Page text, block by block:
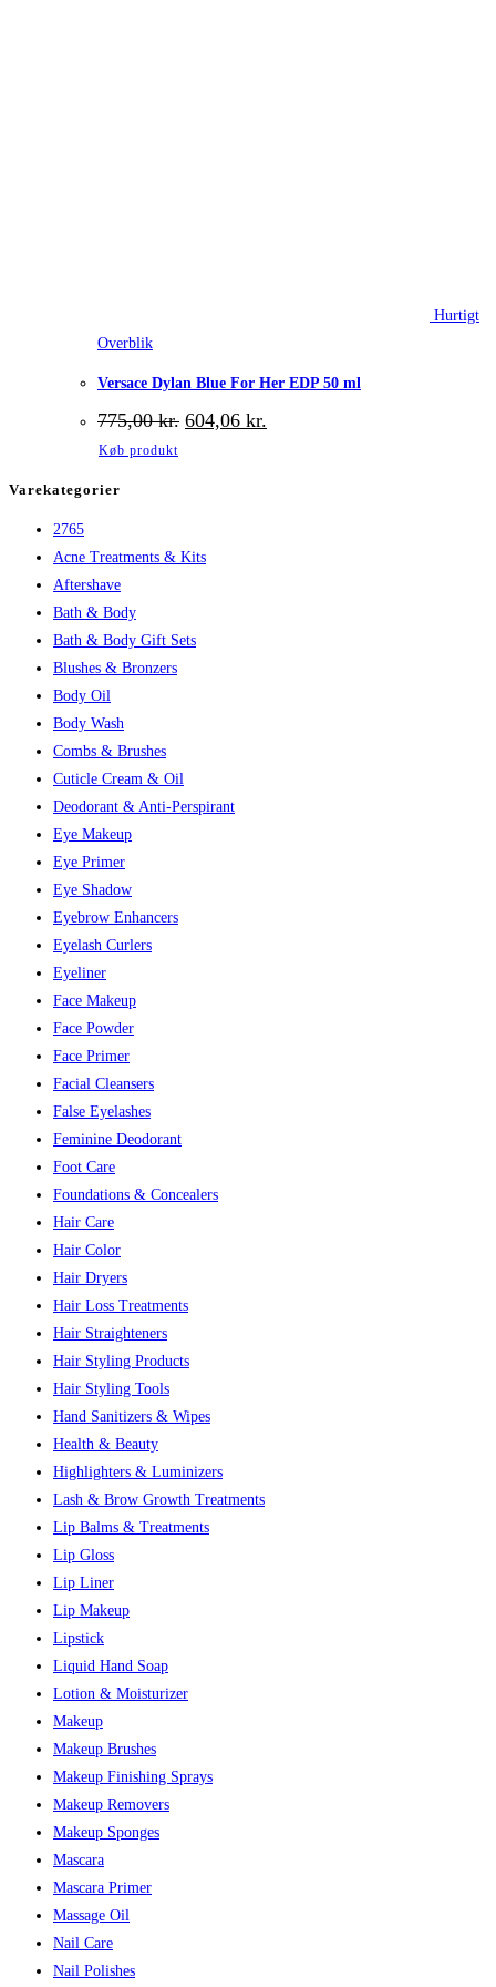
Hurtigt
Overblik
Versace Dylan Blue For Her EDP 50 ml
775,00kr. Den
oprindelige
604,06 kr.
aktuelle
Køb produkt
Varekategorier
2765
Acne Treatments & Kits
Aftershave
Bath & Body
Bath & Body Gift Sets
Blushes & Bronzers
Body Oil
Body Wash
Combs & Brushes
Cuticle Cream & Oil
Deodorant & Anti-Perspirant
Eye Makeup
Eye Primer
Eye Shadow
Eyebrow Enhancers
Eyelash Curlers
Eyeliner
Face Makeup
Face Powder
Face Primer
Facial Cleansers
False Eyelashes
Feminine Deodorant
Foot Care
Foundations & Concealers
Hair Care
Hair Color
Hair Dryers
Hair Loss Treatments
Hair Straighteners
Hair Styling Products
Hair Styling Tools
Hand Sanitizers & Wipes
Health & Beauty
Highlighters & Luminizers
Lash & Brow Growth Treatments
Lip Balms & Treatments
Lip Gloss
Lip Liner
Lip Makeup
Lipstick
Liquid Hand Soap
Lotion & Moisturizer
Makeup
Makeup Brushes
Makeup Finishing Sprays
Makeup Removers
Makeup Sponges
Mascara
Mascara Primer
Massage Oil
Nail Care
Nail Polishes